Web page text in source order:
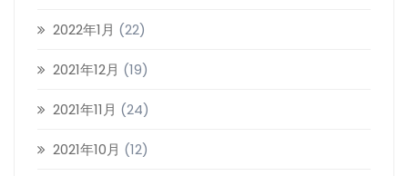
2022年1月 (22)
2021年12月 (19)
2021年11月 (24)
2021年10月 (12)